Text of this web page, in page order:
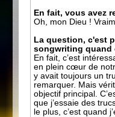
En fait, vous avez
Oh, mon Dieu !
La question, c'est
songwriting quand
En fait, c’est
en plein cœur de
y avait toujours un
remarquer. Mais
objectif principal.
que j’essaie des
le plus, c’est quand